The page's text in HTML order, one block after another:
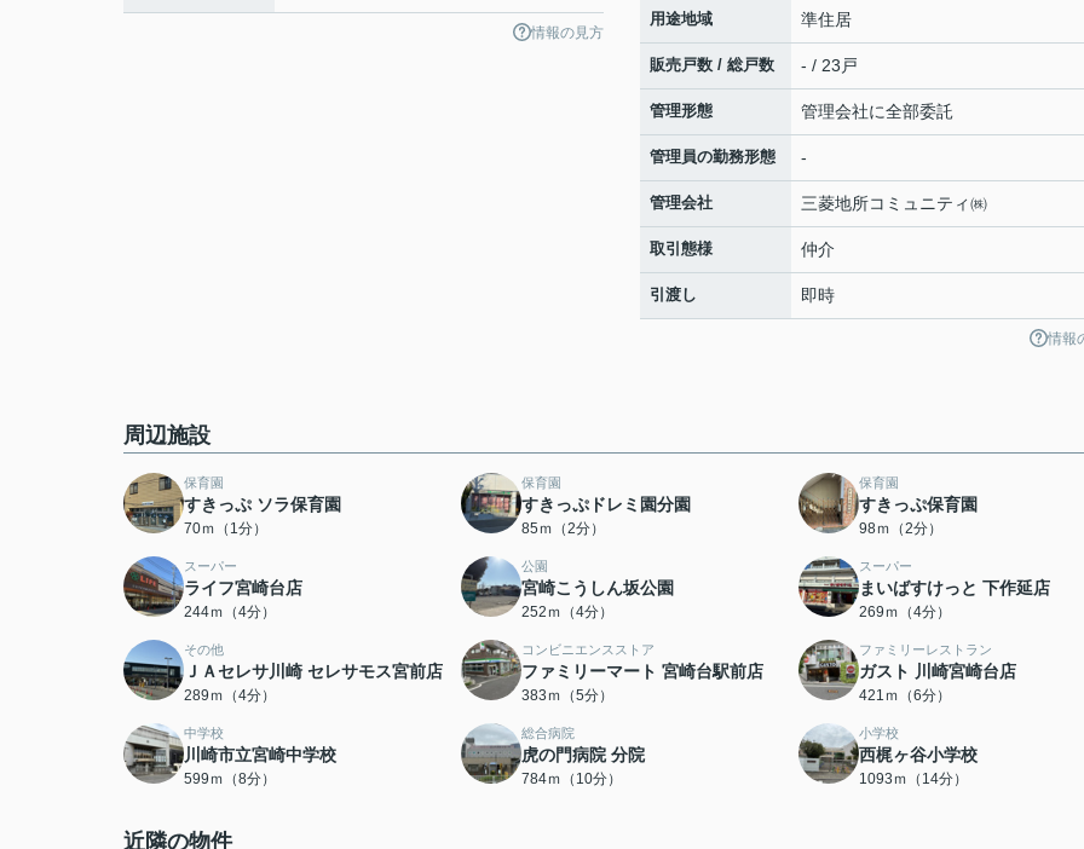
情報の見方
用途地域 準住居
販売戸数 / 総戸数 - / 23戸
管理形態 管理会社に全部委託
管理員の勤務形態 -
管理会社 三菱地所コミュニティ㈱
取引態様 仲介
引渡し 即時
情報
周辺施設
保育園
すきっぷ ソラ保育園
70ｍ（1分）
保育園
すきっぷドレミ園分園
85ｍ（2分）
保育園
すきっぷ保育園
98ｍ（2分）
スーパー
ライフ宮崎台店
244ｍ（4分）
公園
宮崎こうしん坂公園
252ｍ（4分）
スーパー
まいばすけっと 下作延店
269ｍ（4分）
その他
ＪＡセレサ川崎 セレサモス宮前店
289ｍ（4分）
コンビニエンスストア
ファミリーマート 宮崎台駅前店
383ｍ（5分）
ファミリーレストラン
ガスト 川崎宮崎台店
421ｍ（6分）
中学校
川崎市立宮崎中学校
599ｍ（8分）
総合病院
虎の門病院 分院
784ｍ（10分）
小学校
西梶ヶ谷小学校
1093ｍ（14分）
近隣の物件